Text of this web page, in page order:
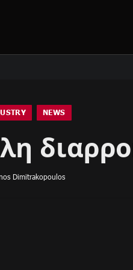
NEWS
Dimitrakopoulos